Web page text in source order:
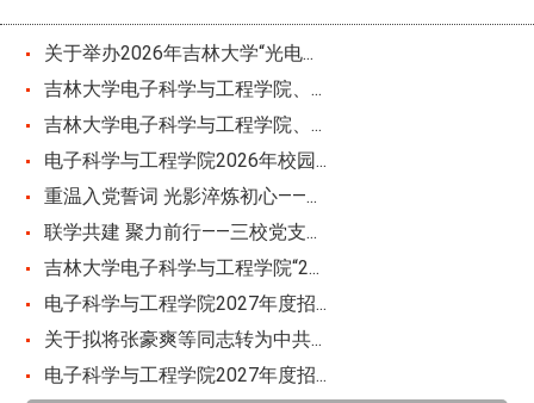
关于举办2026年吉林大学“光电...
吉林大学电子科学与工程学院、...
吉林大学电子科学与工程学院、...
电子科学与工程学院2026年校园...
重温入党誓词 光影淬炼初心——...
联学共建 聚力前行——三校党支...
吉林大学电子科学与工程学院“2...
电子科学与工程学院2027年度招...
关于拟将张豪爽等同志转为中共...
电子科学与工程学院2027年度招...